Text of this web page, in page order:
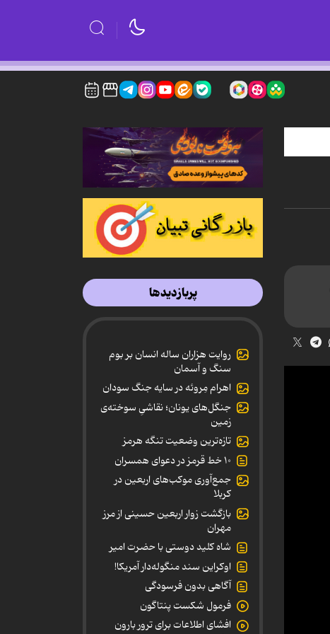
پربازدیدها
روایت هزاران ساله انسان بر بوم
سنگ و آسمان
اهرام مِروئه در سایه جنگ سودان
جنگل‌های یونان؛ نقاشیِ سوخته‌ی
زمین
تازه‌ترین وضعیت تنگه هرمز
۱۰ خط قرمز در دعوای همسران
جمع‌آوری موکب‌های اربعین در
کربلا
بازگشت زوار اربعین حسینی از مرز
مهران
شاه کلید دوستی با حضرت امیر
اوکراین سند منگوله‌دار آمریکا!
آگاهی بدون فرسودگی
فرمول شکست پنتاگون
افشای اطلاعات برای ترور بارون